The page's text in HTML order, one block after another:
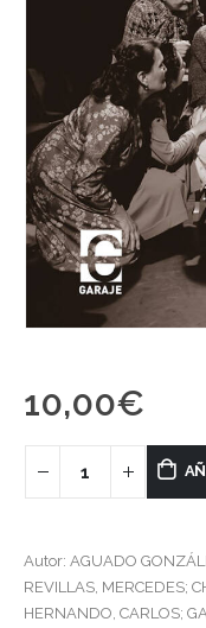
10,00€
Autor: AGUADO
REVILLAS, MERCEDES;
HERNANDO, CARLOS;